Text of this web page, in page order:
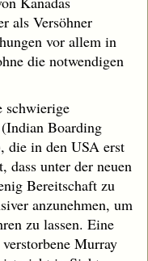
als Versöhner
vor allem in
die notwendigen
schwierige
Boarding
die in den USA erst
dass unter der neuen
Bereitschaft zu
anzunehmen, um
zu lassen. Eine
Murray